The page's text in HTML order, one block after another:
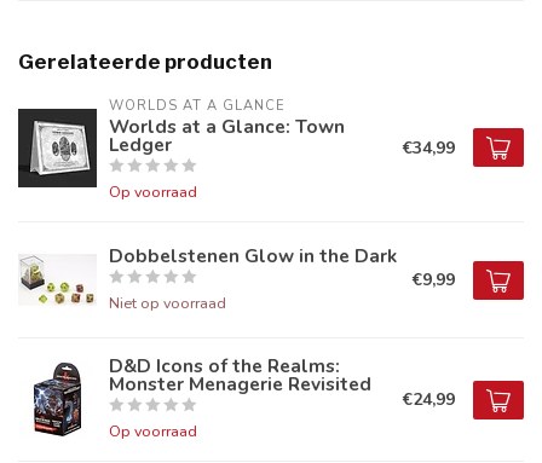
Gerelateerde producten
WORLDS AT A GLANCE
Worlds at a Glance: Town
Ledger
Op voorraad
€34,99
Dobbelstenen Glow in the Dark
Niet op voorraad
€9,99
D&D Icons of the Realms:
Monster Menagerie Revisited
Op voorraad
€24,99